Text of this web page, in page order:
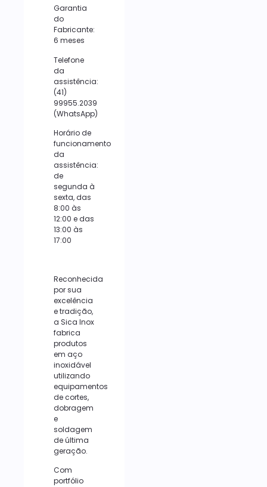
Garantia
do
Fabricante:
6 meses
Telefone
da
assistência:
(41)
99955.2039
(WhatsApp)
Horário de
funcionamento
da
assistência:
de
segunda à
sexta, das
8:00 às
12:00 e das
13:00 às
17:00
Reconhecida
por sua
excelência
e tradição,
a Sica Inox
fabrica
produtos
em aço
inoxidável
utilizando
equipamentos
de cortes,
dobragem
e
soldagem
de última
geração.
Com
portfólio